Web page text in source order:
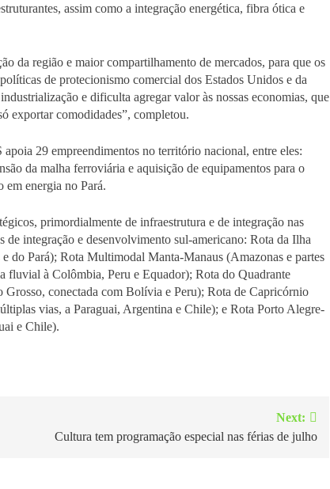
assim como a integração energética, fibra ótica e
da região e maior compartilhamento de mercados, para que os
de protecionismo comercial dos Estados Unidos e da
e dificulta agregar valor às nossas economias, que
exportar comodidades”, completou.
29 empreendimentos no território nacional, entre eles:
da malha ferroviária e aquisição de equipamentos para o
em energia no Pará.
primordialmente de infraestrutura e de integração nas
integração e desenvolvimento sul-americano: Rota da Ilha
do Pará); Rota Multimodal Manta-Manaus (Amazonas e partes
fluvial à Colômbia, Peru e Equador); Rota do Quadrante
conectada com Bolívia e Peru); Rota de Capricórnio
vias, a Paraguai, Argentina e Chile); e Rota Porto Alegre-
e Chile).
Next:
Cultura tem programação especial nas férias de julho